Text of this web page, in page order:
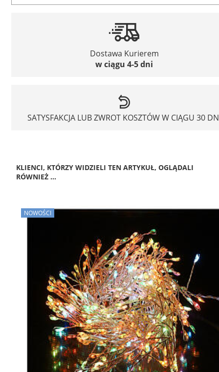
Dostawa Kurierem
w ciągu 4-5 dni
SATYSFAKCJA LUB ZWROT KOSZTÓW W CIĄGU 30
KLIENCI, KTÓRZY WIDZIELI TEN ARTYKUŁ, OGLĄDALI
RÓWNIEŻ ...
NOWOŚCI